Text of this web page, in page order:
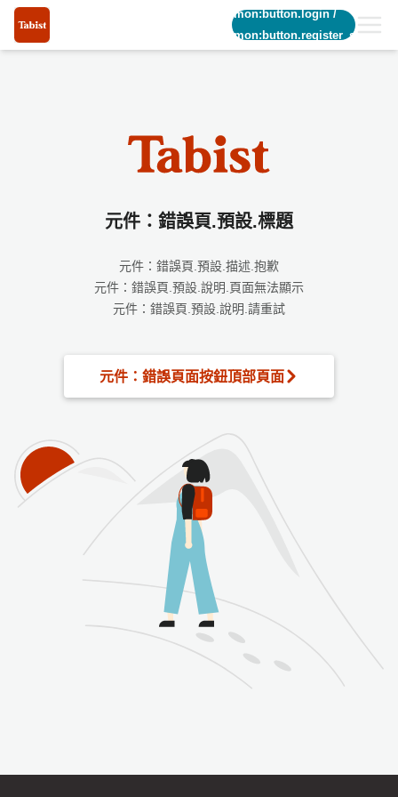
common:button.login/
common:button.register_short
元件：錯誤頁.預設.標題
元件：錯誤頁.預設.描述.抱歉
元件：錯誤頁.預設.說明.頁面無法顯示
元件：錯誤頁.預設.說明.請重試
元件：錯誤頁面按鈕頂部頁面